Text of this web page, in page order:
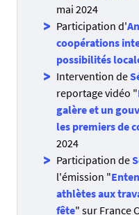
mai 2024
Participation d'
coopérations
possibilités
Intervention de
reportage vidéo "
galère et un
les premiers de
2024
Participation de
l'émission "
athlètes aux
fête" sur France